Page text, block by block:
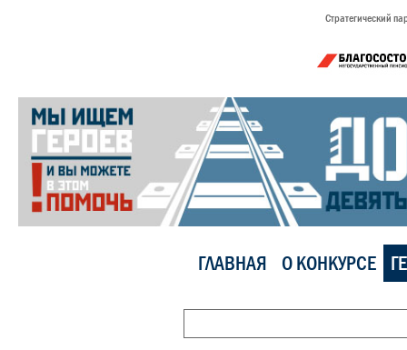
Стратегический
ГЛАВНАЯ О КОНКУРСЕ